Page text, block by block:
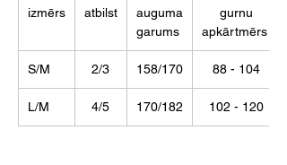
izmērs atbilst
auguma
garums
gurnu
apkārtmērs
S/M 2/3 158/170 88 - 104
L/M 4/5 170/182 102 - 120